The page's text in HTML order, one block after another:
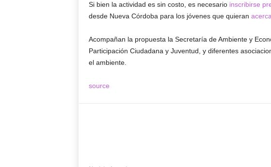
Si bien la actividad es sin costo, es necesario inscribirse
desde Nueva Córdoba para los jóvenes que quieran
Acompañan la propuesta la Secretaría de Ambiente y
Participación Ciudadana y Juventud, y diferentes
el ambiente.
source